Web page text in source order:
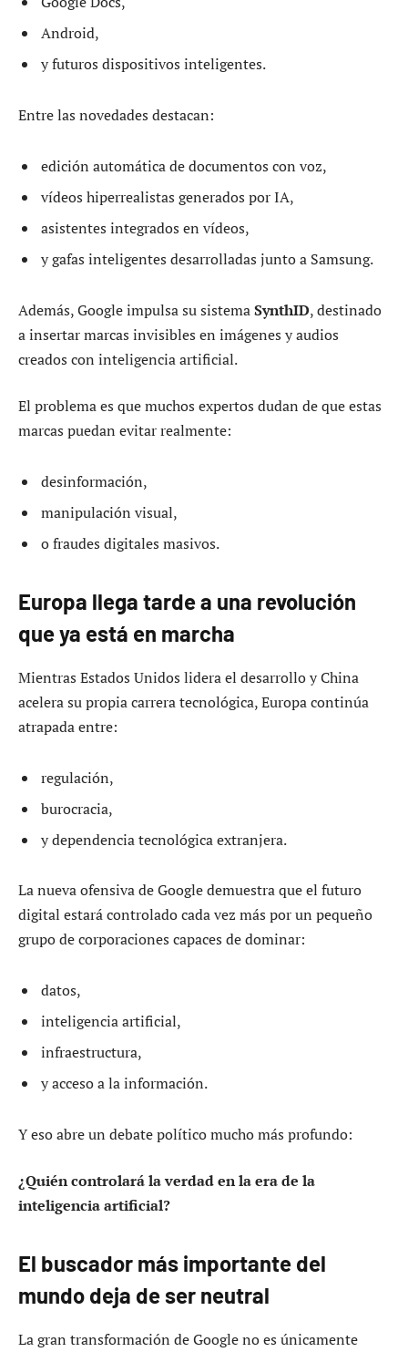
Android,
y futuros dispositivos inteligentes.
Entre las novedades destacan:
edición automática de documentos con voz,
vídeos hiperrealistas generados por IA,
asistentes integrados en vídeos,
y gafas inteligentes desarrolladas junto a Samsung.
Además, Google impulsa su sistemaSynthID, destinado
a insertar marcas invisibles en imágenes y audios
creados con inteligencia artificial.
El problema es que muchos expertos dudan de que estas
marcas puedan evitar realmente:
desinformación,
manipulación visual,
o fraudes digitales masivos.
Europa llega tarde a una revolución
que ya está en marcha
Mientras Estados Unidos lidera el desarrollo y China
acelera su propia carrera tecnológica, Europa continúa
atrapada entre:
regulación,
burocracia,
y dependencia tecnológica extranjera.
La nueva ofensiva de Google demuestra que el futuro
digital estará controlado cada vez más por un pequeño
grupo de corporaciones capaces de dominar:
datos,
inteligencia artificial,
infraestructura,
y acceso a la información.
Y eso abre un debate político mucho más profundo:
¿Quién controlará la verdad en la era de la
inteligencia artificial?
El buscador más importante del
mundo deja de ser neutral
La gran transformación de Google no es únicamente